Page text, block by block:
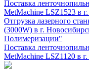
Поставка
MetMachine LSZ1523 в
Отгрузка лазерного
(3000W) в г.
Полимеризации"
Поставка
MetMachine LSZ1120 в г.